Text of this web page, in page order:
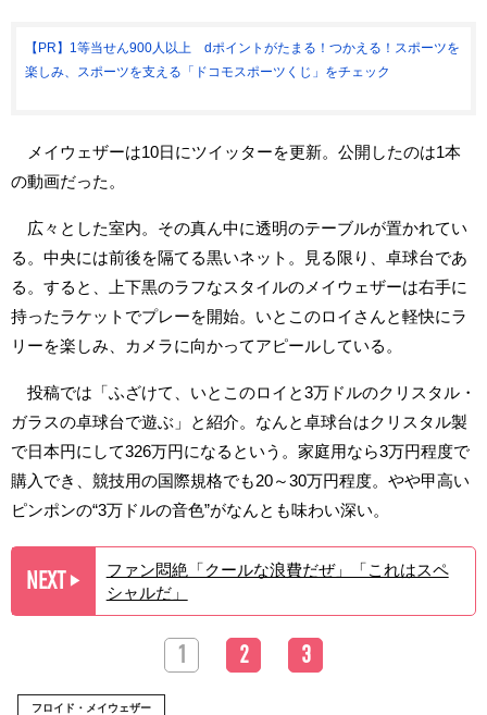
【PR】1等当せん900人以上 dポイントがたまる！つかえる！スポーツを
楽しみ、スポーツを支える「ドコモスポーツくじ」をチェック
メイウェザーは10日にツイッターを更新。公開したのは1本
の動画だった。
広々とした室内。その真ん中に透明のテーブルが置かれてい
る。中央には前後を隔てる黒いネット。見る限り、卓球台であ
る。すると、上下黒のラフなスタイルのメイウェザーは右手に
持ったラケットでプレーを開始。いとこのロイさんと軽快にラ
リーを楽しみ、カメラに向かってアピールしている。
投稿では「ふざけて、いとこのロイと3万ドルのクリスタル・
ガラスの卓球台で遊ぶ」と紹介。なんと卓球台はクリスタル製
で日本円にして326万円になるという。家庭用なら3万円程度で
購入でき、競技用の国際規格でも20～30万円程度。やや甲高い
ピンポンの“3万ドルの音色”がなんとも味わい深い。
NEXT ▶︎
ファン悶絶「クールな浪費だぜ」「これはスペ
シャルだ」
1 2 3
フロイド・メイウェザー